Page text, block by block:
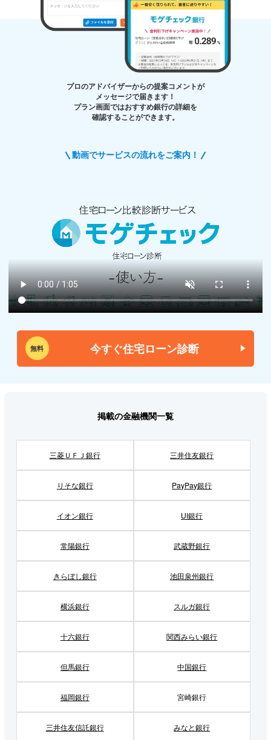
プロのアドバイザーからの提案コメントが
メッセージで届きます！
プラン画面ではおすすめ銀行の詳細を
確認することができます。
動画でサービスの流れをご案内！
無料 今すぐ住宅ローン診断
掲載の金融機関一覧
三菱ＵＦＪ銀行 三井住友銀行
りそな銀行 PayPay銀行
イオン銀行 UI銀行
常陽銀行 武蔵野銀行
きらぼし銀行 池田泉州銀行
横浜銀行 スルガ銀行
十六銀行 関西みらい銀行
但馬銀行 中国銀行
福岡銀行 宮崎銀行
三井住友信託銀行 みなと銀行